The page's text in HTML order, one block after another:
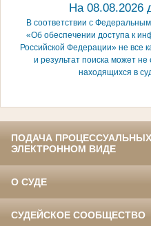
На 08.08.2026
В соответствии с
«Об обеспечении доступа к
Российской Федерации» не все
и результат поиска может
находящихся в
ПОДАЧА
ЭЛЕКТРОННОМ ВИДЕ
О СУДЕ
СУДЕЙСКОЕ СООБЩЕСТВО